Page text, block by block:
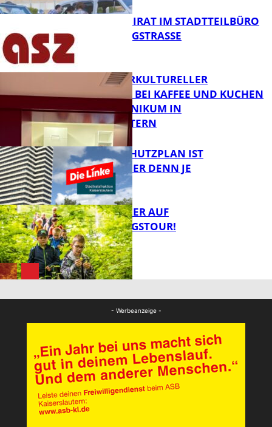
FB News
FB News
SENIORENBEIRAT IM STADTTEILBÜRO
IN DER KÖNIGSTRASSE
FB Gesundheit
NEUER INTERKULTURELLER
TREFFPUNKT BEI KAFFEE UND KUCHEN
IM PFALZKLINIKUM IN
KAISERSLAUTERN
FB News
EIN HITZESCHUTZPLAN IST
NOTWENDIGER DENN JE
MIT DEM JÄGER AUF
ENTDECKUNGSTOUR!
- Werbeanzeige -